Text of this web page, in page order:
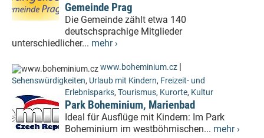
Gemeinde Prag
Die Gemeinde zählt etwa 140
deutschsprachige Mitglieder
unterschiedlicher... mehr ›
www.boheminium.cz |
Sehenswürdigkeiten, Urlaub mit Kindern, Freizeit- und
Erlebnisparks, Tourismus, Kurorte, Kultur
Park Boheminium, Marienbad
Ideal für Ausflüge mit Kindern: Im Park
Boheminium im westböhmischen... mehr ›